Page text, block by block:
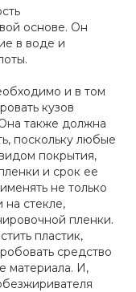
основе. Он
в воде и
и в том
кузов
также должна
поскольку любые
покрытия,
и срок ее
не только
на стекле,
пленки.
пластик,
средство
материала. И,